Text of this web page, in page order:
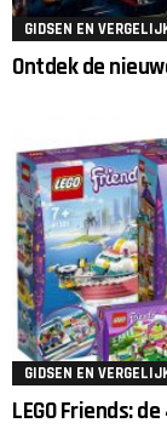
GIDSEN EN
Ontdek de
GIDSEN EN
LEGO Friends: